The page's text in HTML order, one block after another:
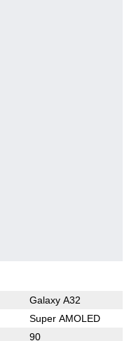
Galaxy A32
Super AMOLED
90